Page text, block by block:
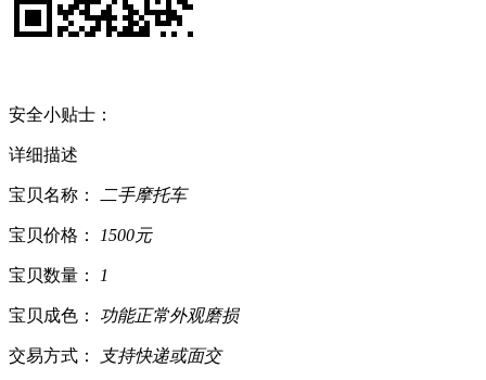
安全小贴士：
详细描述
宝贝名称： 二手摩托车
宝贝价格： 1500元
宝贝数量： 1
宝贝成色： 功能正常外观磨损
交易方式： 支持快递或面交